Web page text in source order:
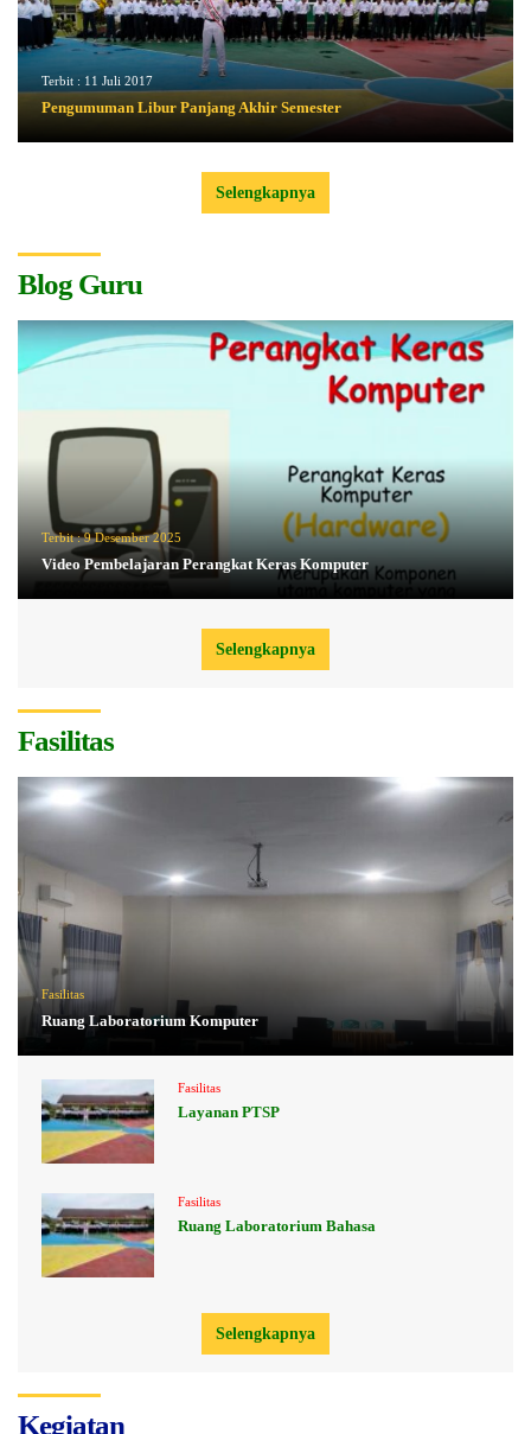
Terbit : 11 Juli 2017
Pengumuman Libur Panjang Akhir Semester
Selengkapnya
Blog Guru
Terbit :9 Desember 2025
Video Pembelajaran Perangkat Keras Komputer
Selengkapnya
Fasilitas
Fasilitas
Ruang Laboratorium Komputer
Fasilitas
Layanan PTSP
Fasilitas
Ruang Laboratorium Bahasa
Selengkapnya
Kegiatan